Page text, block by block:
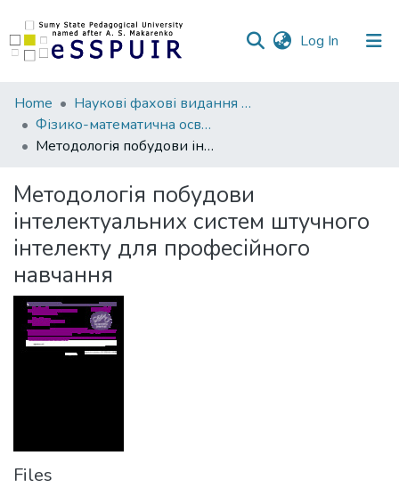
Log In (current)
Communities
&
Collections
Statistics
Home
Наукові фахові видання СумДПУ
Фізико-математична освіта
Методологія побудови інтелектуальних систем штучного інтелекту для професійного навчання
Методологія побудови
інтелектуальних систем штучного
інтелекту для професійного
навчання
Files